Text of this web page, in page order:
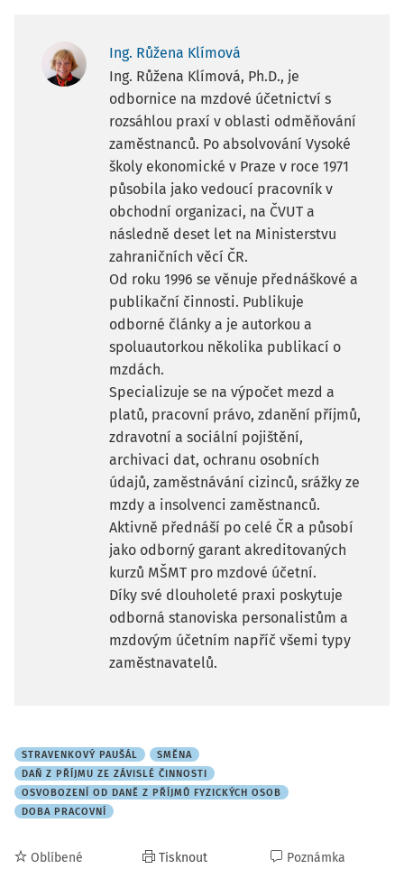
Ing. Růžena Klímová
Ing. Růžena Klímová, Ph.D., je
odbornice na mzdové účetnictví s
rozsáhlou praxí v oblasti odměňování
zaměstnanců. Po absolvování Vysoké
školy ekonomické v Praze v roce 1971
působila jako vedoucí pracovník v
obchodní organizaci, na ČVUT a
následně deset let na Ministerstvu
zahraničních věcí ČR.
Od roku 1996 se věnuje přednáškové a
publikační činnosti. Publikuje
odborné články a je autorkou a
spoluautorkou několika publikací o
mzdách.
Specializuje se na výpočet mezd a
platů, pracovní právo, zdanění příjmů,
zdravotní a sociální pojištění,
archivaci dat, ochranu osobních
údajů, zaměstnávání cizinců, srážky ze
mzdy a insolvenci zaměstnanců.
Aktivně přednáší po celé ČR a působí
jako odborný garant akreditovaných
kurzů MŠMT pro mzdové účetní.
Díky své dlouholeté praxi poskytuje
odborná stanoviska personalistům a
mzdovým účetním napříč všemi typy
zaměstnavatelů.
STRAVENKOVÝ PAUŠÁL
SMĚNA
DAŇ Z PŘÍJMU ZE ZÁVISLÉ ČINNOSTI
OSVOBOZENÍ OD DANĚ Z PŘÍJMŮ FYZICKÝCH OSOB
DOBA PRACOVNÍ
Oblíbené Tisknout Poznámka